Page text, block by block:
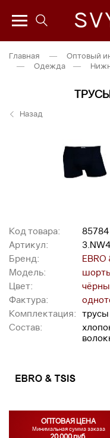
Главная — Оптовый
—
Одежда —
Назад
Код товара:
85784
Артикул:
Бренд:
EBRO
Модель:
Цвет:
Фактура:
Комплектация:
трусы
Состав:
ОПТОВАЯ ЦЕНА
Минимальная сумма заказа